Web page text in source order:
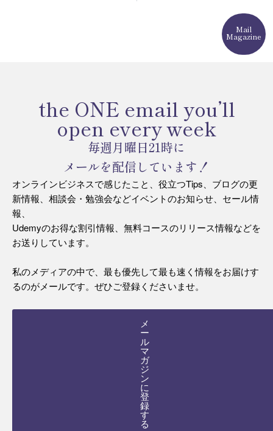
Mail
Magazine
the ONE email you’ll
open every week
毎週月曜日21時に
メールを配信しています！
オンラインビジネスで感じたこと、役立つTips、ブログの更
新情報、相談会・勉強会などイベントのお知らせ、セール情
報、
Udemyのお得な割引情報、無料コースのリリース情報などを
お送りしています。
私のメディアの中で、最も優先して最も速く情報をお届けす
るのがメールです。ぜひご登録くださいませ。
メ
ー
ル
マ
ガ
ジ
ン
に
登
録
す
る